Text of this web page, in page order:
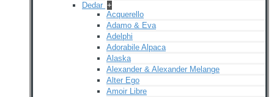
Dedar +
Acquerello
Adamo & Eva
Adelphi
Adorabile Alpaca
Alaska
Alexander & Alexander Melange
Alter Ego
Amoir Libre